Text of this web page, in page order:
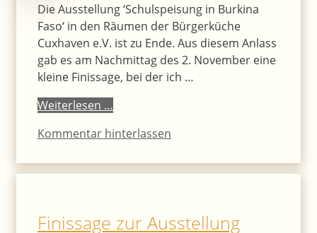
Die Ausstellung ‘Schulspeisung in Burkina
Faso‘ in den Räumen der Bürgerküche
Cuxhaven e.V. ist zu Ende. Aus diesem Anlass
gab es am Nachmittag des 2. November eine
kleine Finissage, bei der ich …
Weiterlesen …
Kommentar hinterlassen
Finissage zur Ausstellung